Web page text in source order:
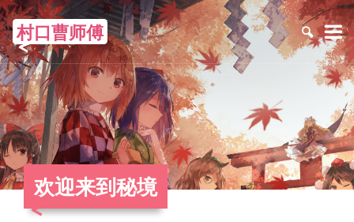
村口曹师傅 ≡
欢迎来到秘境